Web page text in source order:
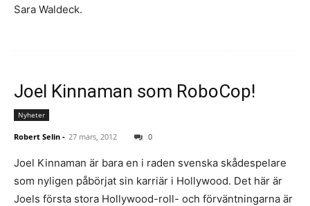
Sara Waldeck.
Joel Kinnaman som RoboCop!
Nyheter
Robert Selin - 27 mars, 2012 0
Joel Kinnaman är bara en i raden svenska skådespelare
som nyligen påbörjat sin karriär i Hollywood. Det här är
Joels första stora Hollywood-roll- och förväntningarna är